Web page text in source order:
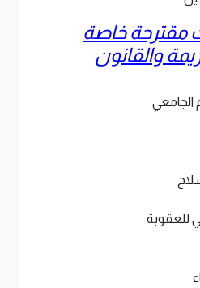
مقترحة خاصة
والقانون
الجامعي
للعقوبة